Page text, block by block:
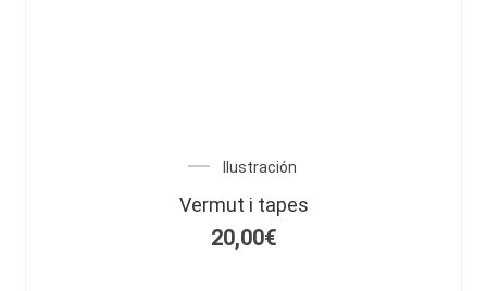
Ilustración
Vermut i tapes
20,00€